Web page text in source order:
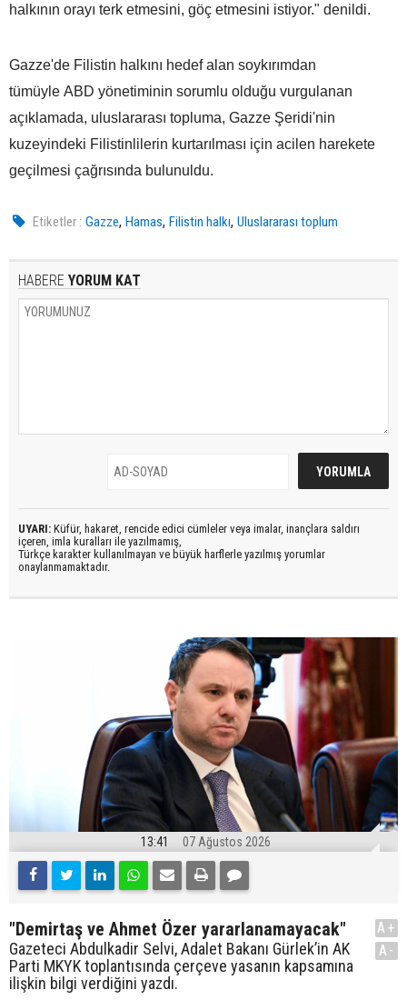
halkının orayı terk etmesini, göç etmesini istiyor." denildi.
Gazze'de Filistin halkını hedef alan soykırımdan
tümüyle ABD yönetiminin sorumlu olduğu vurgulanan
açıklamada, uluslararası topluma, Gazze Şeridi'nin
kuzeyindeki Filistinlilerin kurtarılması için acilen harekete
geçilmesi çağrısında bulunuldu.
Etiketler : Gazze,Hamas,Filistin halkı,Uluslararası toplum
HABERE YORUM KAT
UYARI: Küfür, hakaret, rencide edici cümleler veya imalar, inançlara saldırı
içeren, imla kuralları ile yazılmamış,
Türkçe karakter kullanılmayan ve büyük harflerle yazılmış yorumlar
onaylanmamaktadır.
13:41 07 Ağustos 2026
"Demirtaş ve Ahmet Özer yararlanamayacak"
Gazeteci Abdulkadir Selvi, Adalet Bakanı Gürlek’in AK
Parti MKYK toplantısında çerçeve yasanın kapsamına
ilişkin bilgi verdiğini yazdı.
A+
A-